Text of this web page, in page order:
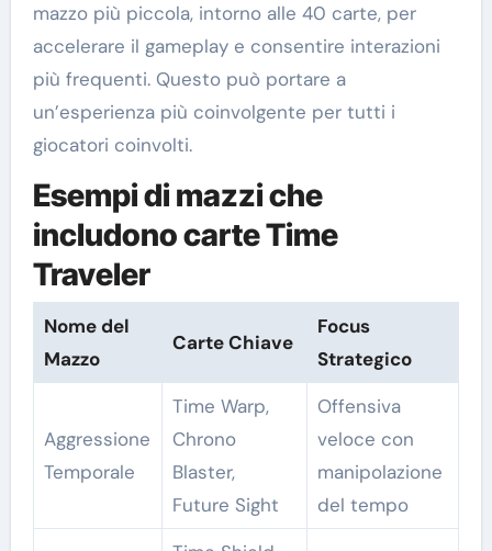
mazzo più piccola, intorno alle 40 carte, per
accelerare il gameplay e consentire interazioni
più frequenti. Questo può portare a
un’esperienza più coinvolgente per tutti i
giocatori coinvolti.
Esempi di mazzi che
includono carte Time
Traveler
Nome del
Mazzo
Carte Chiave
Focus
Strategico
Aggressione
Temporale
Time Warp,
Chrono
Blaster,
Future Sight
Offensiva
veloce con
manipolazione
del tempo